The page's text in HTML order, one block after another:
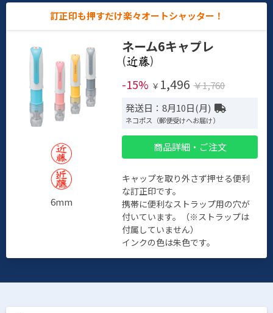
訂正印も押すだけ楽々オートシャッター！
6mm
ネーム6キャプレ
(
)
-15% ￥ 1,496 ￥1,760
発送日：8月10日(月)
ネコポス（郵便受けへお届け）
商品詳細・ご注文
キャップを取り外さず押せる便利
な訂正印です。
携帯に便利なストラップ用の穴が
付いています。（※ストラップは
付属していません）
インクの色は朱色です。